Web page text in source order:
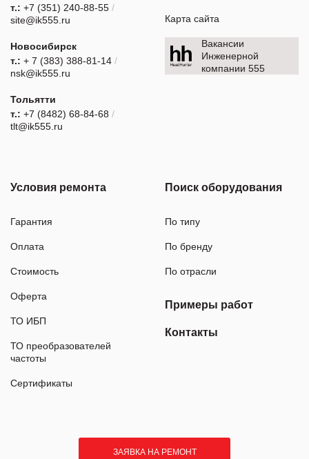
т.: +7 (351) 240-88-55 /
site@ik555.ru
Новосибирск
т.: + 7 (383) 388-81-14 /
nsk@ik555.ru
Тольятти
т.: +7 (8482) 68-84-68 /
tlt@ik555.ru
Карта сайта
Вакансии
Инженерной
компании 555
Условия ремонта
Гарантия
Оплата
Стоимость
Оферта
ТО ИБП
ТО преобразователей
частоты
Сертификаты
Поиск оборудования
По типу
По бренду
По отрасли
Примеры работ
Контакты
ЗАЯВКА НА РЕМОНТ